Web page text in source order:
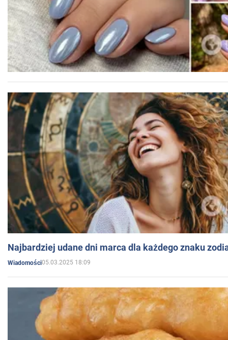
Najbardziej udane dni marca dla każdego znaku
Wiadomości05.03.2025 18:09